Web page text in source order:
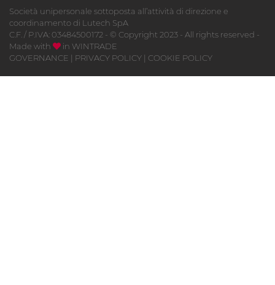
Società unipersonale sottoposta all’attività di direzione e
coordinamento di Lutech SpA
C.F. / P.IVA: 03484500172 - © Copyright 2023 - All rights reserved -
Made with
in WINTRADE
GOVERNANCE | PRIVACY POLICY | COOKIE POLICY